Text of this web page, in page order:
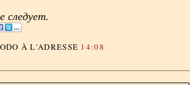
следует.
À L'ADRESSE 14:08